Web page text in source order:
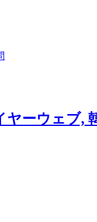
ーウェブ,